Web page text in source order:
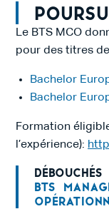
Le BTS MCO
pour des titres
Bachelor
Bachelor
Formation
l’expérience):
BTS